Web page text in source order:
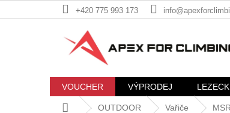
na
+420 775 993 173
VOUCHER VÝPRODEJ
Domů OUTDOOR Vařiče